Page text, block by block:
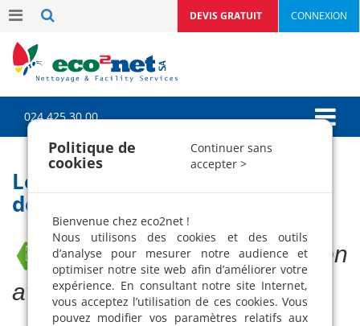
CONNEXION
DEVIS GRATUIT
024 425 30 00
Les métiers du nettoyage
description
Un bon plan pour ton
avenir !
Politique de
cookies
Continuer sans
accepter >
Bienvenue chez eco2net !
Nous utilisons des cookies et des outils
d’analyse pour mesurer notre audience et
optimiser notre site web afin d’améliorer votre
expérience. En consultant notre site Internet,
vous acceptez l’utilisation de ces cookies. Vous
pouvez modifier vos paramètres relatifs aux